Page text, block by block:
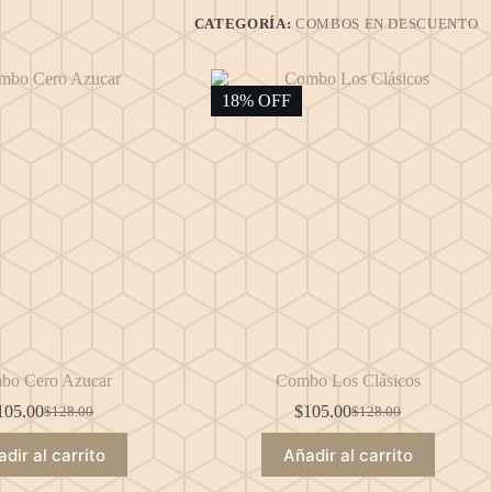
CATEGORÍA: COMBOS EN DESCUENTO
Cero Azucar
$128.00
El
original
era:
El
actual
es:
al carrito
18% OFF
Combo Los Clásicos
$128.00
El
original
era:
$105.00El
actual
es:
Añadir al carrito